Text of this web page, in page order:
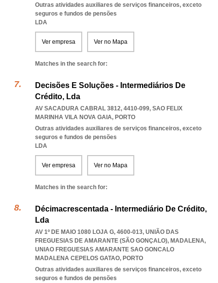
Outras atividades auxiliares de serviços financeiros, exceto
seguros e fundos de pensões
LDA
Ver empresa Ver no Mapa
Matches in the search for:
Decisões E Soluções - Intermediários De
Crédito, Lda
AV SACADURA CABRAL 3812, 4410-099, SAO FELIX
MARINHA VILA NOVA GAIA, PORTO
Outras atividades auxiliares de serviços financeiros, exceto
seguros e fundos de pensões
LDA
Ver empresa Ver no Mapa
Matches in the search for:
Décimacrescentada - Intermediário De Crédito,
Lda
AV 1º DE MAIO 1080 LOJA G, 4600-013, UNIÃO DAS
FREGUESIAS DE AMARANTE (SÃO GONÇALO), MADALENA,
UNIAO FREGUESIAS AMARANTE SAO GONCALO
MADALENA CEPELOS GATAO, PORTO
Outras atividades auxiliares de serviços financeiros, exceto
seguros e fundos de pensões